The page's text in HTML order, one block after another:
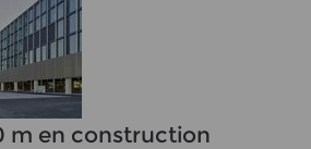
m en construction